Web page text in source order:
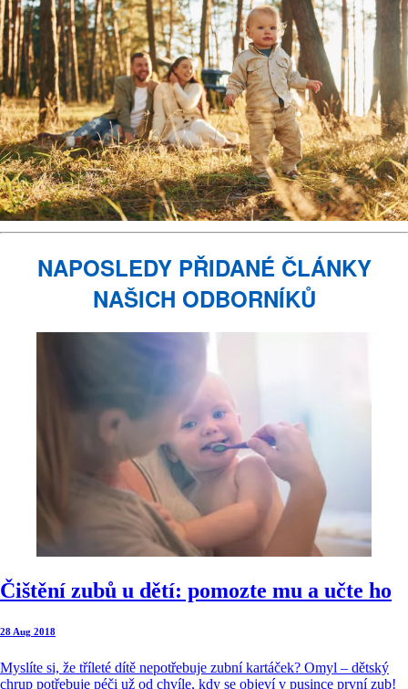
NAPOSLEDY PŘIDANÉ ČLÁNKY
NAŠICH ODBORNÍKŮ
Čištění zubů u dětí: pomozte mu a učte ho
28 Aug 2018
Myslíte si, že tříleté dítě nepotřebuje zubní kartáček? Omyl – dětský
chrup potřebuje péči už od chvíle, kdy se objeví v pusince první zub!